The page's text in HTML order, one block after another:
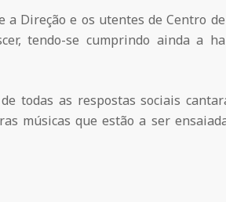
a Direção e os utentes de Centro
tendo-se cumprindo ainda a
todas as respostas sociais
músicas que estão a ser